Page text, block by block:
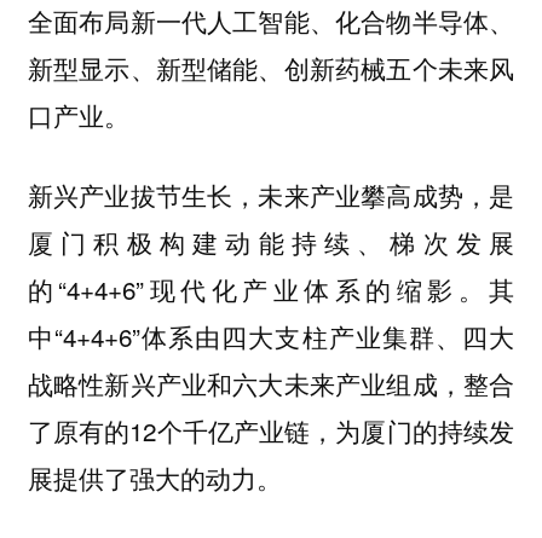
全面布局新一代人工智能、化合物半导体、
新型显示、新型储能、创新药械五个未来风
口产业。
新兴产业拔节生长，未来产业攀高成势，是
厦门积极构建动能持续、梯次发展
的“4+4+6”现代化产业体系的缩影。其
中“4+4+6”体系由四大支柱产业集群、四大
战略性新兴产业和六大未来产业组成，整合
了原有的12个千亿产业链，为厦门的持续发
展提供了强大的动力。